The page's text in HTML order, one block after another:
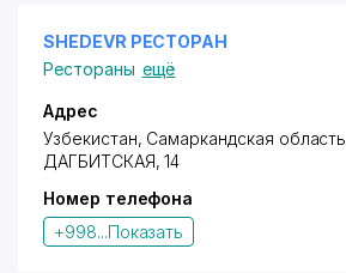
SHEDEVR РЕСТОРАН
Рестораны ещё
Адрес
Узбекистан, Самаркандская
ДАГБИТСКАЯ, 14
Номер телефона
+998...Показать